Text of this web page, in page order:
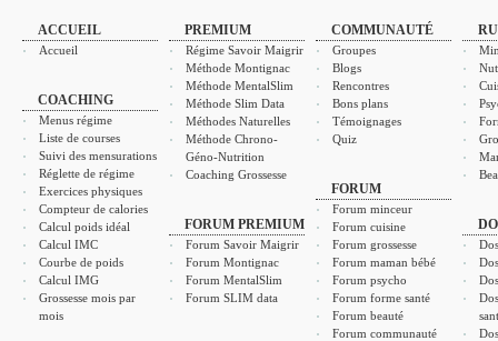
ACCUEIL
Accueil
COACHING
Menus régime
Liste de courses
Suivi des mensurations
Réglette de régime
Exercices physiques
Compteur de calories
Calcul poids idéal
Calcul IMC
Courbe de poids
Calcul IMG
Grossesse mois par
mois
PREMIUM
Régime Savoir Maigrir
Méthode Montignac
Méthode MentalSlim
Méthode Slim Data
Méthodes Naturelles
Méthode Chrono-
Géno-Nutrition
Coaching Grossesse
FORUM PREMIUM
Forum Savoir Maigrir
Forum Montignac
Forum MentalSlim
Forum SLIM data
COMMUNAUTÉ
Groupes
Blogs
Rencontres
Bons plans
Témoignages
Quiz
FORUM
Forum minceur
Forum cuisine
Forum grossesse
Forum maman bébé
Forum psycho
Forum forme santé
Forum beauté
Forum communauté